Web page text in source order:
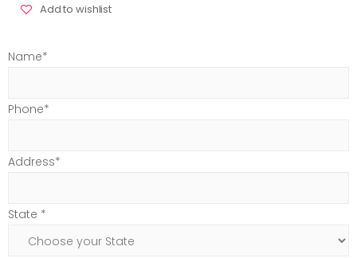
Add to wishlist
Name*
Phone*
Address*
State *